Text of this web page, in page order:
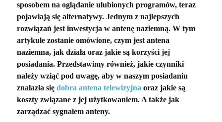
sposobem na oglądanie ulubionych programów, teraz
pojawiają się alternatywy. Jednym z najlepszych
rozwiązań jest inwestycja w antenę naziemną. W tym
artykule zostanie omówione, czym jest antena
naziemna, jak działa oraz jakie są korzyści jej
posiadania. Przedstawimy również, jakie czynniki
należy wziąć pod uwagę, aby w naszym posiadaniu
znalazła się dobra antena telewizyjna oraz jakie są
koszty związane z jej użytkowaniem. A także jak
zarządzać sygnałem anteny.